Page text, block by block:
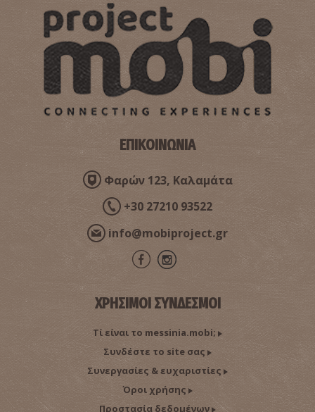
Φαρμακείο Φλώρου - Κορώνη
~9.2Km
ΠΕΡΙΦΕΡΕΙΑΚΑ ΙΑΤΡΕΙΑ ~9.2Km
ΕΠΙΚΟΙΝΩΝΙΑ
Φαρών 123, Καλαμάτα
+30 27210 93522
info@mobiproject.gr
ΧΡΗΣΙΜΟΙ ΣΥΝΔΕΣΜΟΙ
Τί είναι το messinia.mobi;
Συνδέστε το site σας
Συνεργασίες & ευχαριστίες
Όροι χρήσης
Προστασία δεδομένων